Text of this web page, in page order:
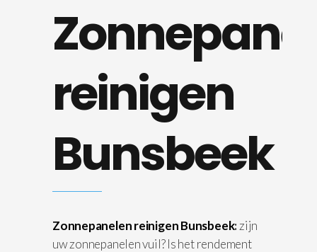
reinigen
Bunsbeek
Zonnepanelen reinigen Bunsbeek:zijn
uw zonnepanelen vuil? Is het rendement